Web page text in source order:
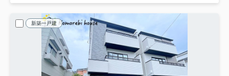
新築一戸建